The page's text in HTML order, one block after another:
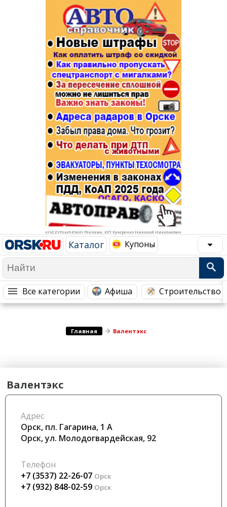
erid:2VfnxxhKSem Реклама. ИП Кучеренко Николай Николаевич
Каталог Купоны
Все категории Афиша Строительство
Афиша
Строительство и ремонт
Авто и мото
Рестораны, кафе, бары
Спорт Фитнес
Недвижимость
Красота Косметология
Медицина Здоровье
Путешествия, Туризм
Гостиницы
Образование
Бытовые услуги
Телекоммуникации и связь
Торговля
Бизнес и финансы
Юристы, Экспертиза, Страхование
Ремонт
Социальные организации
Это интересно
Администрация
Промышленность
Сельское хозяйство
Ветеринария, Зоотовары
Курьерская служба, Службы до...
Популярное →
Строительство и ремонт
Главная Валентэкс
Валентэкс
Адрес
Орск, пл. Гагарина, 1 А
Орск, ул. ​Молодогвардейская, 92
Телефон
+7 (3537) 22-26-07 Орск
+7 (932) 848-02-59 Орск